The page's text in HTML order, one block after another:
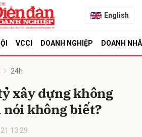
English
VCCI DOANH NGHIỆP DOANH
24h
xây dựng không
nói không biết?
13:29